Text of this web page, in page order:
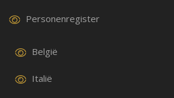
Personenregister
België
Italië